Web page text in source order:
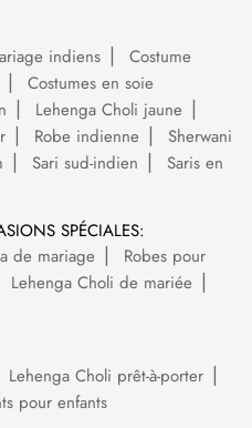
indiens
Costume
Costumes en soie
Lehenga Choli jaune
Robe indienne
Sherwani
Sari sud-indien
Saris en
SPÉCIALES:
de mariage
Robes pour
Lehenga Choli de mariée
Lehenga Choli prêt-à-porter
pour enfants